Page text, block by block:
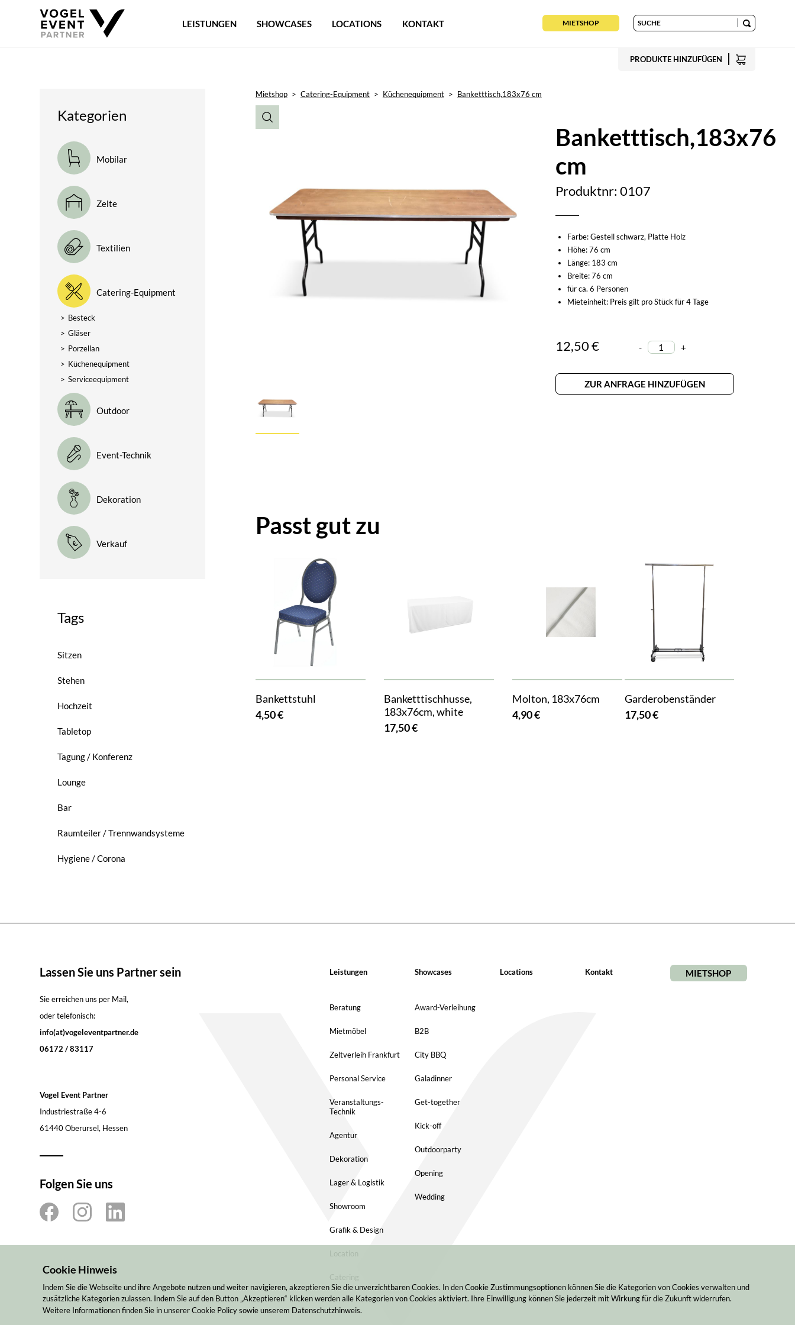
LEISTUNGEN SHOWCASES LOCATIONS KONTAKT MIETSHOP
PRODUKTE HINZUFÜGEN
Kategorien
Mobilar
Zelte
Textilien
Catering-Equipment
> Besteck
> Gläser
> Porzellan
> Küchenequipment
> Serviceequipment
Outdoor
Event-Technik
Dekoration
Verkauf
Tags
Sitzen
Stehen
Hochzeit
Tabletop
Tagung / Konferenz
Lounge
Bar
Raumteiler / Trennwandsysteme
Hygiene / Corona
Mietshop > Catering-Equipment > Küchenequipment > Banketttisch,183x76 cm
Banketttisch,183x76
cm
Produktnr: 0107
Farbe: Gestell schwarz, Platte Holz
Höhe: 76 cm
Länge: 183 cm
Breite: 76 cm
für ca. 6 Personen
Mieteinheit: Preis gilt pro Stück für 4 Tage
12,50 € - +
ZUR ANFRAGE HINZUFÜGEN
Passt gut zu
Bankettstuhl
4,50 €
Banketttischhusse,
183x76cm, white
17,50 €
Molton, 183x76cm
4,90 €
Garderobenständer
17,50 €
Lassen Sie uns Partner sein
Sie erreichen uns per Mail,
oder telefonisch:
info(at)vogeleventpartner.de
06172 / 83117
Vogel Event Partner
Industriestraße 4-6
61440 Oberursel, Hessen
Folgen Sie uns
Leistungen
Beratung
Mietmöbel
Zeltverleih Frankfurt
Personal Service
Veranstaltungs-
Technik
Agentur
Dekoration
Lager & Logistik
Showroom
Grafik & Design
Location
Catering
Showcases
Award-Verleihung
B2B
City BBQ
Galadinner
Get-together
Kick-off
Outdoorparty
Opening
Wedding
Locations Kontakt MIETSHOP
Cookie Hinweis
Indem Sie die Webseite und ihre Angebote nutzen und weiter navigieren, akzeptieren Sie die unverzichtbaren Cookies. In den Cookie Zustimmungsoptionen können Sie die Kategorien von Cookies verwalten und
zusätzliche Kategorien zulassen. Indem Sie auf den Button „Akzeptieren“ klicken werden alle Kategorien von Cookies aktiviert. Ihre Einwilligung können Sie jederzeit mit Wirkung für die Zukunft widerrufen.
Weitere Informationen finden Sie in unserer Cookie Policy sowie unserem Datenschutzhinweis.